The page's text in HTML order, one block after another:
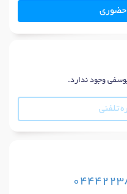
حضوری
وجود ندارد.
تلفنی